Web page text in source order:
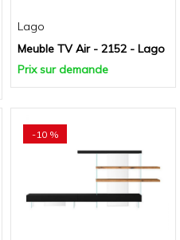
Lago
Meuble TV Air - 2152 - Lago
Prix sur demande
-10 %